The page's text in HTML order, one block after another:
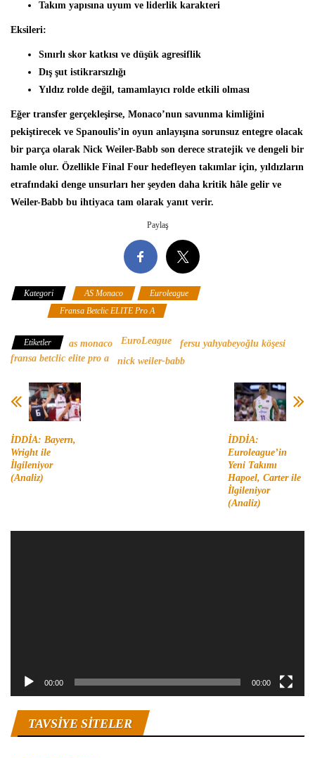
Takım yapısına uyum ve liderlik karakteri
Eksileri:
Sınırlı skor katkısı ve düşük agresiflik
Dış şut istikrarsızlığı
Yıldız rolde değil, tamamlayıcı rolde etkili olması
Eğer transfer gerçekleşirse, Monaco’nun savunma kimliğini
pekiştirecek ve Spanoulis’in oyun anlayışına sorunsuz entegre olacak
bir parça olarak Nick Weiler-Babb son derece stratejik ve dengeli bir
hamle olur. Özellikle Final Four hedefleyen takımlar için, yıldızların
etrafındaki denge unsurları her şeyden daha kritik hâle gelir ve
Weiler-Babb bu ihtiyaca tam olarak yanıt verir.
Paylaş
Kategori AS Monaco Euroleague
Fransa Betclic ELITE Pro A
Etiketler as monaco EuroLeague
fersu yahyabeyoğlu köşesi
fransa betclic elite pro a
nick weiler-babb
İDDİA: Bayern,
Wright ile
İlgileniyor
(Analiz)
İDDİA:
Euroleague’in
Yeni Takımı
Hapoel, Carter ile
İlgileniyor
(Analiz)
00:00 00:00
TAVSIYE SITELER